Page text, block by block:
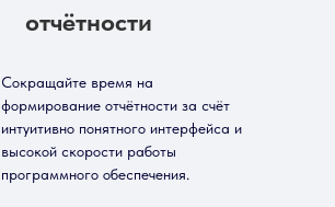
отчётности
Сокращайте время на
формирование отчётности за счёт
интуитивно понятного интерфейса и
высокой скорости работы
программного обеспечения.